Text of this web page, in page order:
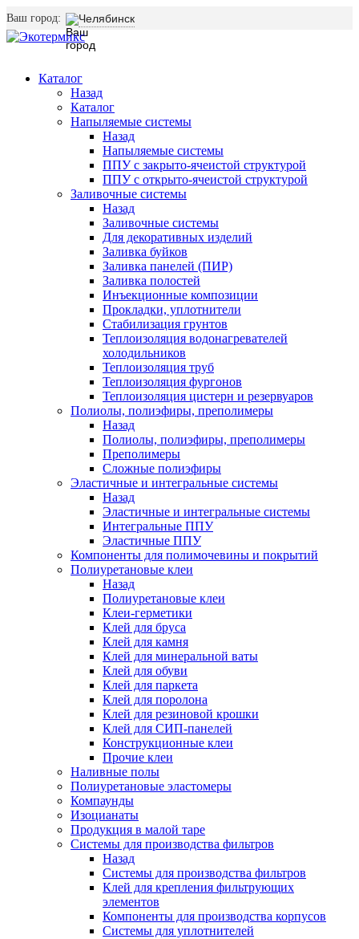
Ваш город: Челябинск
Каталог
Назад
Каталог
Напыляемые системы
Назад
Напыляемые системы
ППУ с закрыто-ячеистой структурой
ППУ с открыто-ячеистой структурой
Заливочные системы
Назад
Заливочные системы
Для декоративных изделий
Заливка буйков
Заливка панелей (ПИР)
Заливка полостей
Инъекционные композиции
Прокладки, уплотнители
Стабилизация грунтов
Теплоизоляция водонагревателей
холодильников
Теплоизоляция труб
Теплоизоляция фургонов
Теплоизоляция цистерн и резервуаров
Полиолы, полиэфиры, преполимеры
Назад
Полиолы, полиэфиры, преполимеры
Преполимеры
Сложные полиэфиры
Эластичные и интегральные системы
Назад
Эластичные и интегральные системы
Интегральные ППУ
Эластичные ППУ
Компоненты для полимочевины и покрытий
Полиуретановые клеи
Назад
Полиуретановые клеи
Клеи-герметики
Клей для бруса
Клей для камня
Клей для минеральной ваты
Клей для обуви
Клей для паркета
Клей для поролона
Клей для резиновой крошки
Клей для СИП-панелей
Конструкционные клеи
Прочие клеи
Наливные полы
Полиуретановые эластомеры
Компаунды
Изоцианаты
Продукция в малой таре
Системы для производства фильтров
Назад
Системы для производства фильтров
Клей для крепления фильтрующих
элементов
Компоненты для производства корпусов
Системы для уплотнителей